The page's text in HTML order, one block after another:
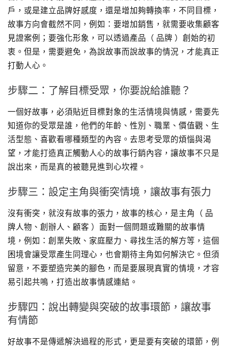
戶，或是建立品牌好感度，還是增加夠轉換率，不同目標，
故事方向會截然不同，例如：要增加銷售，就需要收集顧客
見證案例；要強化形象，可以透過產品（ 品牌 ）創始的初
衷。但是，需要避免，為說故事而說故事的情況，才能真正
打動人心。
步驟二：了解目標受眾，你要說給誰聽？
一個好故事，必須貼近目標對象的生活情境與情感，需要先
知道你的受眾是誰，他們的年齡、性別、職業、價值觀、生
活型態、喜歡看哪種類型的內容。去思考受眾的煩惱與渴
望，才能打造真正觸動人心的故事行銷內容，讓故事不只是
說出來，而是真的被聽見進到心坎裡。
步驟三：設定主角與衝突情境，讓故事有張力
沒有衝突，就沒有故事的張力，故事的核心，是主角（ 品
牌人物、創辦人、顧客 ）面對一個問題或難關的故事情
境，例如：創業失敗、家庭壓力、尋找生活的解方等，這個
困境會讓受眾產生同理心，也會期待主角如何解決它。但須
留意，不要塑造完美的腳色，而是要展現真實的情境，才容
易引起共鳴，打造出故事情感連結。
步驟四：說出轉變與突破的故事環節，讓故事
有情節
好故事不是傳遞解決過程的形式，更是要有突破的環節，例